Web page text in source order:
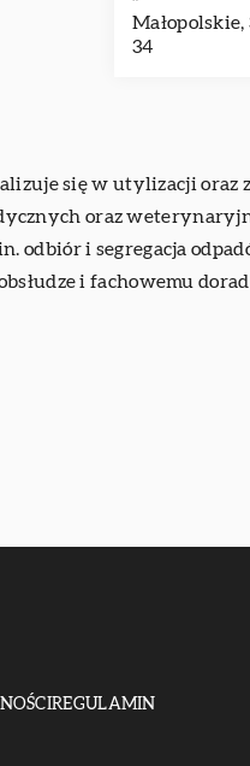
34
się w utylizacji oraz
oraz
odbiór i segregacja
i fachowemu
REGULAMIN